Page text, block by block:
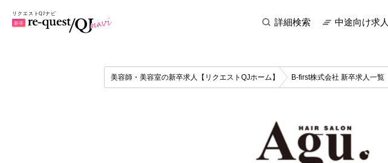
詳細検索 中途向け求人
美容師・美容室の新卒求人【リクエストQJホーム】 B-first株式会社 新卒求人一覧